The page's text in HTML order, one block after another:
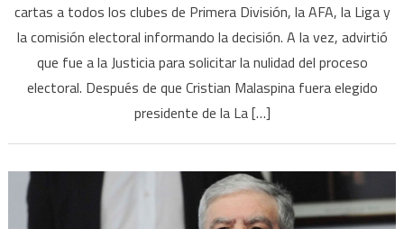
de
Fútbol:
Tinelli
impugnó
de
Malaspina
denunció
cartas a todos los clubes de Primera División, la AFA, la Liga y
la comisión electoral informando la decisión. A la vez, advirtió
que fue a la Justicia para solicitar la nulidad del proceso
electoral. Después de que Cristian Malaspina fuera elegido
presidente de la La […]